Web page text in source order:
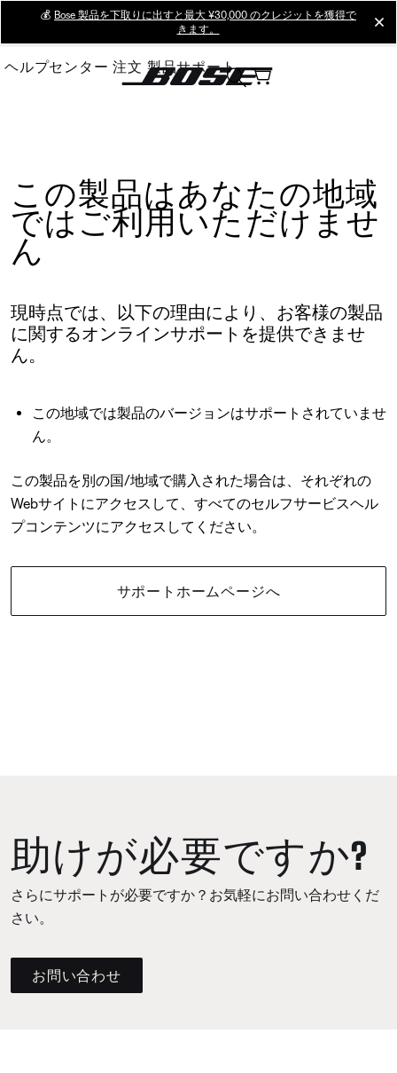
Main
💰 Bose 製品を下取りに出すと最大 ¥30,000 のクレジットを獲得で
きます。
ヘルプセンター 注文 製品サポート
この製品はあなたの地域
ではご利用いただけませ
ん
現時点では、以下の理由により、お客様の製品
に関するオンラインサポートを提供できませ
ん。
この地域では製品のバージョンはサポートされていませ
ん。
この製品を別の国/地域で購入された場合は、それぞれの
Webサイトにアクセスして、すべてのセルフサービスヘル
プコンテンツにアクセスしてください。
サポートホームページへ
助けが必要ですか?
さらにサポートが必要ですか？お気軽にお問い合わせくだ
さい。
お問い合わせ